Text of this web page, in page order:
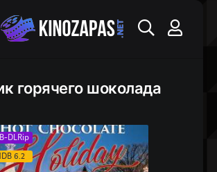
горячего шоколада
DLRip
6.2